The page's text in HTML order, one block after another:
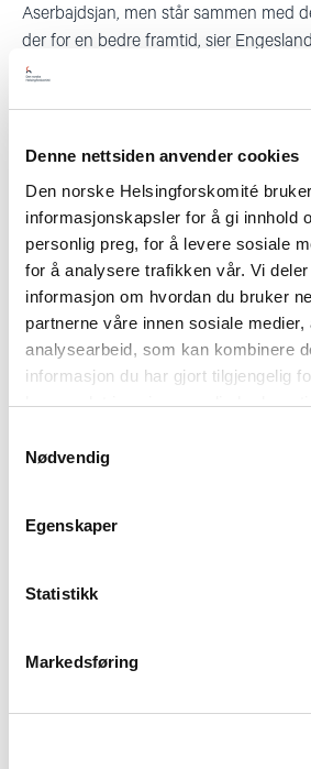
Denne nettsiden anvender cookies
Den norske Helsingforskomité bruker
informasjonskapsler for å gi innhold
personlig preg, for å levere sosiale
for å analysere trafikken vår. Vi
informasjon om hvordan du bruker
partnerne våre innen sosiale medier,
analysearbeid, som kan kombinere
informasjon du har gjort tilgjengelig
har samlet inn gjennom din bruk av
Nødvendig
Egenskaper
Statistikk
Markedsføring
Aserbajdsjan, men står sammen med
der for en bedre framtid, sier
Relatert
Read
article